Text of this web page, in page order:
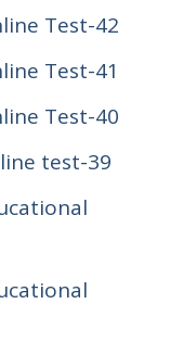
Test-42
Test-41
Test-40
test-39